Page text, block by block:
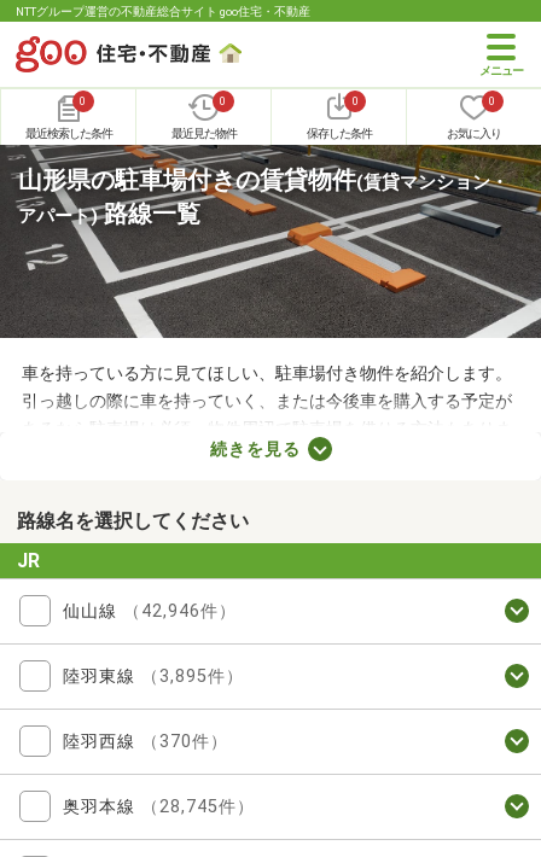
NTTグループ運営の不動産総合サイト goo住宅・不動産
0
最近検索した条件
0
最近見た物件
0
保存した条件
0
お気に入り
山形県の駐車場付きの賃貸物件(賃貸マンション・
アパート)路線一覧
車を持っている方に見てほしい、駐車場付き物件を紹介します。
引っ越しの際に車を持っていく、または今後車を購入する予定が
あるなら駐車場は必須。物件周辺で駐車場を借りる方法もありま
すが、月々の費用が割高になる恐れもあります。駐車場の費用を
気になるお部屋を探してみましょう。
続きを見る
路線名を選択してください
JR
仙山線 （42,946件）
陸羽東線 （3,895件）
陸羽西線 （370件）
奥羽本線 （28,745件）